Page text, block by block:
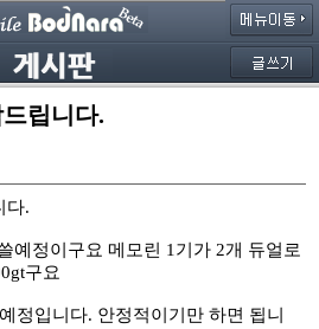
립니다.
다.
예정이구요 메모린 1기가 2개 듀얼로
구요
정입니다. 안정적이기만 하면 됩니